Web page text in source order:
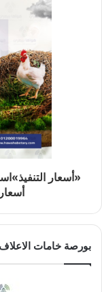
«أسعار
بورصة خامات الاعلاف